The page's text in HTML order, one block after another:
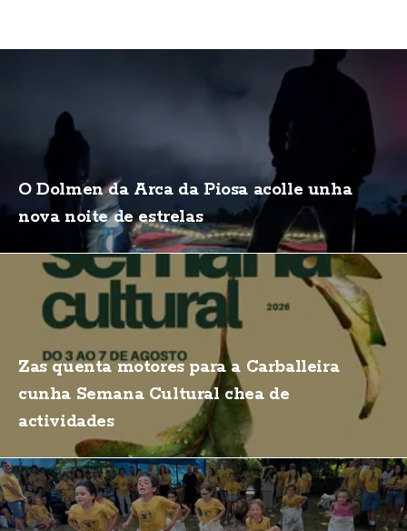
O Dolmen da Arca da Piosa acolle unha
nova noite de estrelas
Zas quenta motores para a Carballeira
cunha Semana Cultural chea de
actividades